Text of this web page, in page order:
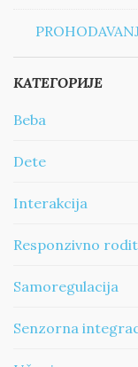
КАТЕГОРИЈЕ
Beba
Dete
Interakcija
Responzivno
Samoregulacija
Senzorna